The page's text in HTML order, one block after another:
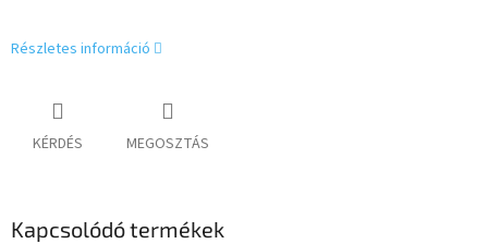
Részletes információ
KÉRDÉS MEGOSZTÁS
Kapcsolódó termékek